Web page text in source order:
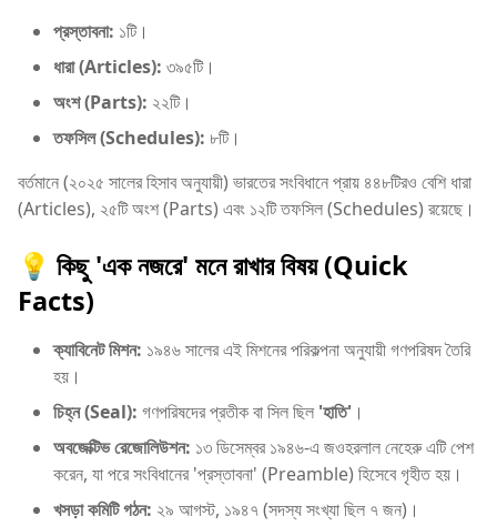
প্রস্তাবনা: ১টি।
ধারা (Articles): ৩৯৫টি।
অংশ (Parts): ২২টি।
তফসিল (Schedules): ৮টি।
বর্তমানে (২০২৫ সালের হিসাব অনুযায়ী) ভারতের সংবিধানে প্রায় ৪৪৮টিরও বেশি ধারা
(Articles), ২৫টি অংশ (Parts) এবং ১২টি তফসিল (Schedules) রয়েছে।
​💡 কিছু 'এক নজরে' মনে রাখার বিষয় (Quick
Facts)
ক্যাবিনেট মিশন: ১৯৪৬ সালের এই মিশনের পরিকল্পনা অনুযায়ী গণপরিষদ তৈরি
হয়।
চিহ্ন (Seal): গণপরিষদের প্রতীক বা সিল ছিল 'হাতি' ।
অবজেক্টিভ রেজোলিউশন: ১৩ ডিসেম্বর ১৯৪৬-এ জওহরলাল নেহেরু এটি পেশ
করেন, যা পরে সংবিধানের 'প্রস্তাবনা' (Preamble) হিসেবে গৃহীত হয়।
খসড়া কমিটি গঠন: ২৯ আগস্ট, ১৯৪৭ (সদস্য সংখ্যা ছিল ৭ জন)।